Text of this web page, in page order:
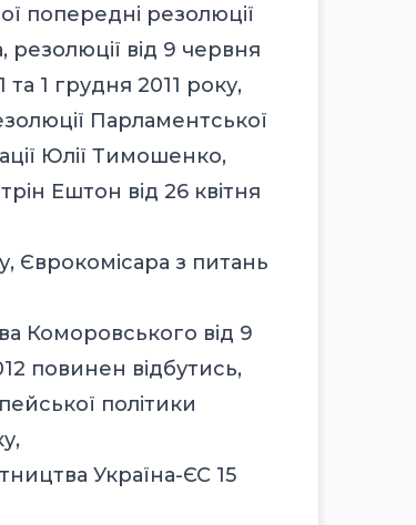
попередні резолюції
резолюції від 9 червня
та 1 грудня 2011 року,
Парламентської
Юлії Тимошенко,
Ештон від 26 квітня
Єврокомісара з питань
Коморовського від 9
повинен відбутись,
політики
Україна-ЄС 15